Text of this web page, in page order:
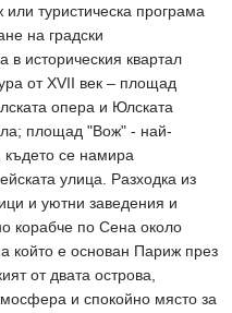
туристическа програма
на градски
в историческия квартал
от ХVІІ век – площад
опера и Юлската
площад "Вож" - най-
се намира
улица. Разходка из
и уютни заведения и
корабче по Сена около
който е основан Париж през
от двата острова,
и спокойно място за